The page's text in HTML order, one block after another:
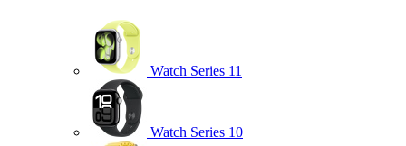
Watch Series 11
Watch Series 10